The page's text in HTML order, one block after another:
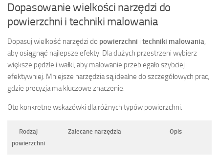
Dopasowanie wielkości narzędzi do
powierzchni i techniki malowania
Dopasuj wielkość narzędzi do powierzchni i techniki malowania,
aby osiągnąć najlepsze efekty. Dla dużych przestrzeni wybierz
większe pędzle i wałki, aby malowanie przebiegało szybciej i
efektywniej. Mniejsze narzędzia są idealne do szczegółowych prac,
gdzie precyzja ma kluczowe znaczenie.
Oto konkretne wskazówki dla różnych typów powierzchni:
Rodzaj
powierzchni
Zalecane narzędzia Opis